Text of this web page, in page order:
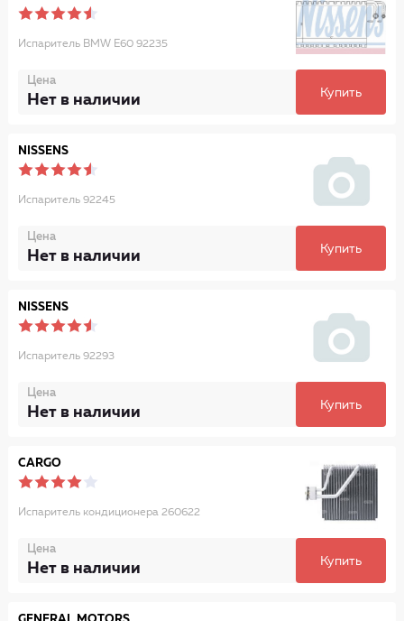
Испаритель BMW E60 92235
Цена
Нет в наличии Купить
NISSENS
Испаритель 92245
Цена
Нет в наличии Купить
NISSENS
Испаритель 92293
Цена
Нет в наличии Купить
CARGO
Испаритель кондиционера 260622
Цена
Нет в наличии Купить